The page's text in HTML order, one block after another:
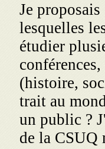
Je
lesquelles
étudier
(histoire,
trait au
un public ?
de la CSUQ